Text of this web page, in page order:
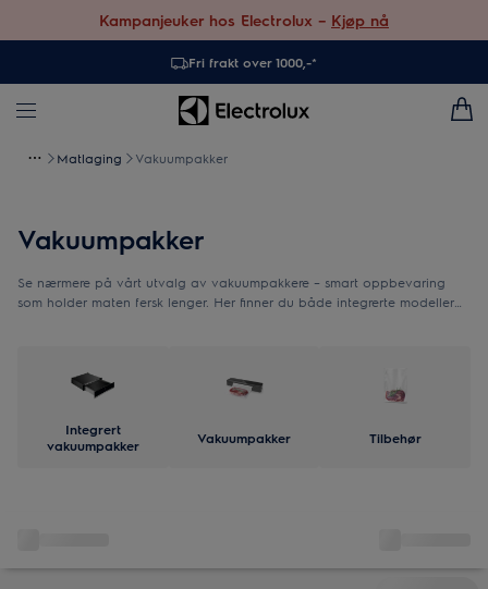
Kampanjeuker hos Electrolux – Kjøp nå
Fri frakt over 1000,-*
Matlaging Vakuumpakker
Vakuumpakker
Se nærmere på vårt utvalg av vakuumpakkere – smart oppbevaring
som holder maten fersk lenger. Her finner du både integrerte modeller
Integrert
vakuumpakker
Vakuumpakker Tilbehør